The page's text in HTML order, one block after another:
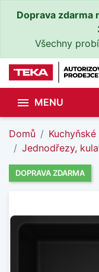
Doprava zdarma
Všechny
 MENU
Domů
Jednodřezy,
DOPRAVA ZDARMA